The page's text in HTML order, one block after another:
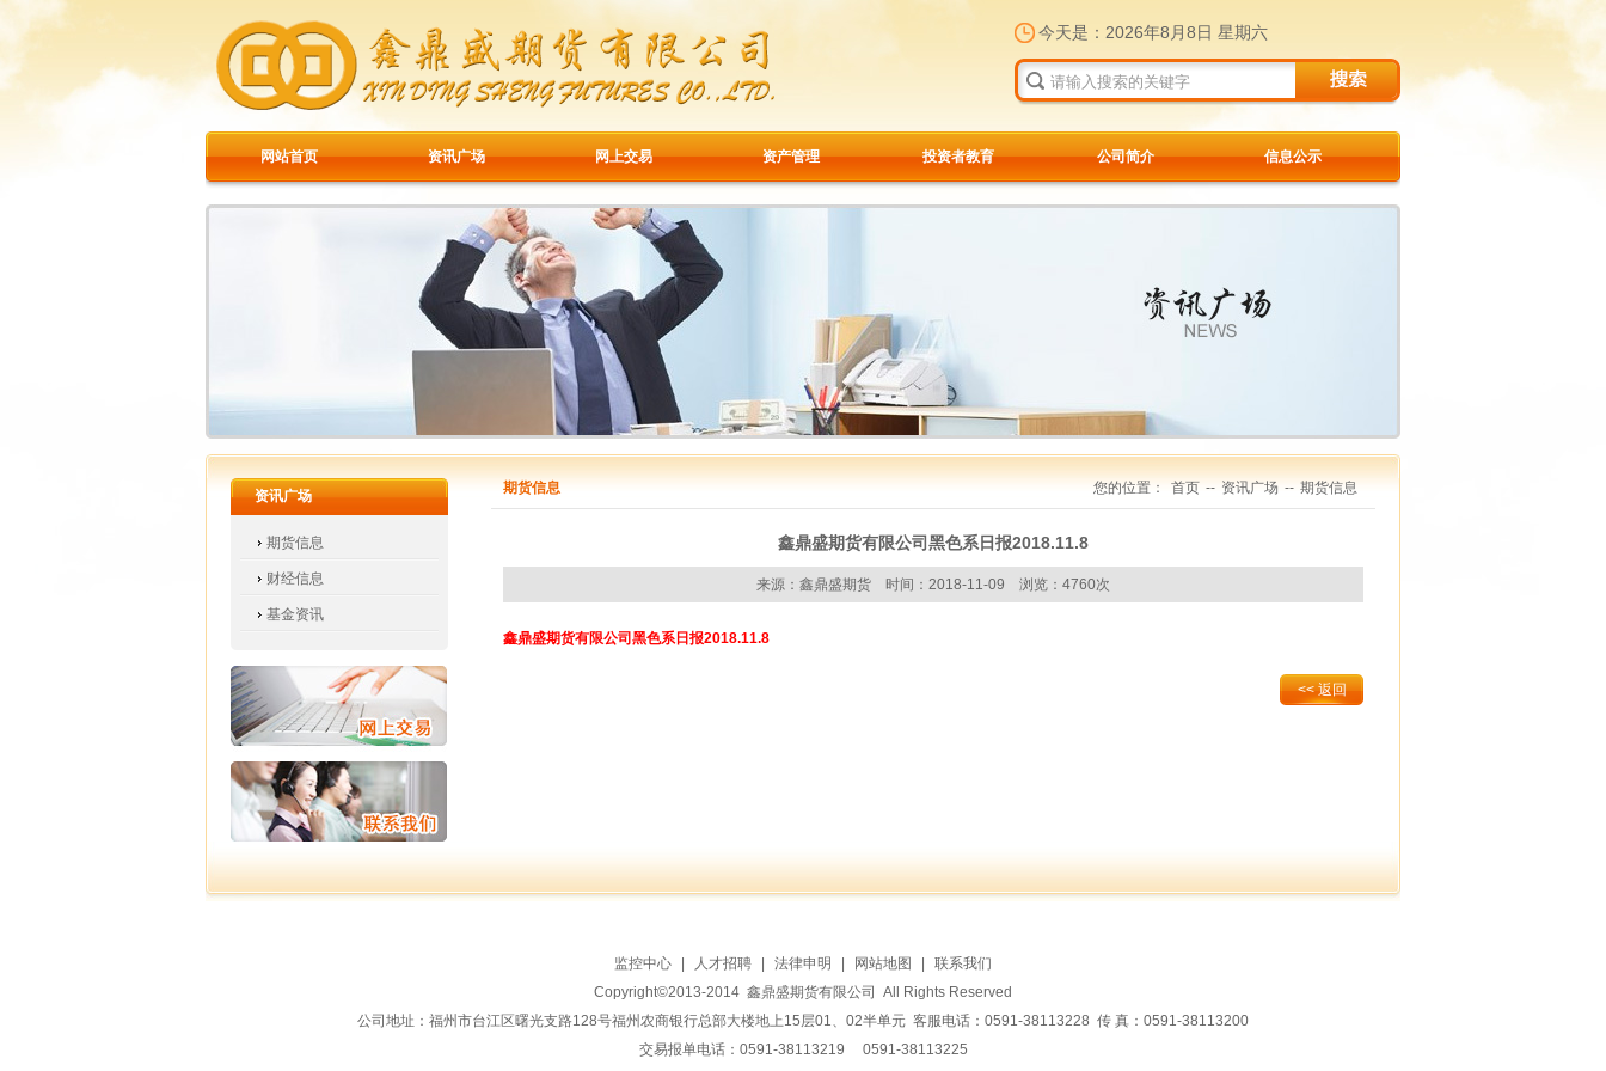
今天是： 2026年8月8日 星期六
网站首页 资讯广场 网上交易 资产管理 投资者教育 公司简介 信息公示
资讯广场
期货信息
财经信息
基金资讯
期货信息 您的位置： 首页 -- 资讯广场 -- 期货信息
鑫鼎盛期货有限公司黑色系日报2018.11.8
来源：鑫鼎盛期货 时间：2018-11-09 浏览：4760次
鑫鼎盛期货有限公司黑色系日报2018.11.8
<< 返回
监控中心 人才招聘 法律申明 网站地图
联系我们
Copyright©2013-2014 鑫鼎盛期货有限公司 All Rights Reserved
公司地址：福州市台江区曙光支路128号福州农商银行总部大楼地上15层01、02半单元 客服电话：0591-38113228 传 真：0591-38113200
交易报单电话：0591-38113219 0591-38113225